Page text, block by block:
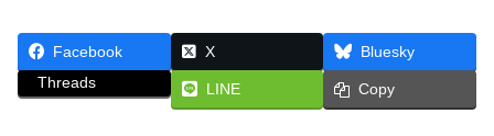
Facebook X
Bluesky
Threads
LINE Copy